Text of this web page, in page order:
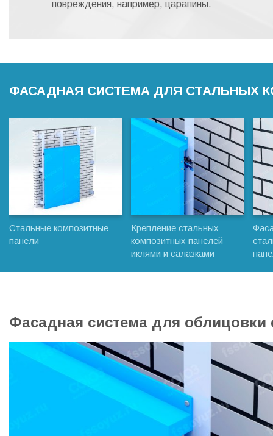
повреждения, например, царапины.
ФАСАДНАЯ СИСТЕМА ДЛЯ СТАЛЬНЫХ
Стальные композитные
панели
Крепление стальных
композитных панелей
иклями и салазками
Фасадная система для